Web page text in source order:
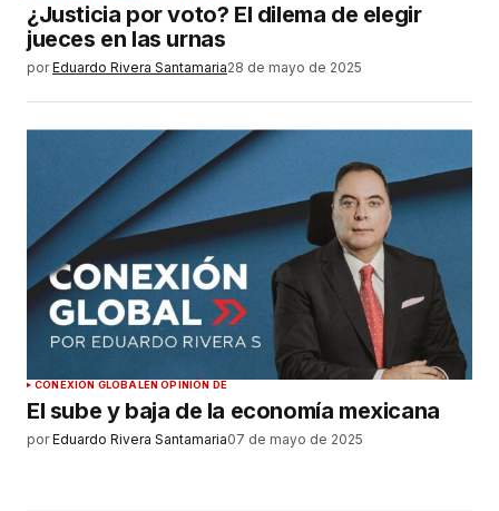
¿Justicia por voto? El dilema de elegir
jueces en las urnas
por Eduardo Rivera Santamaria28 de mayo de 2025
CONEXIÓN GLOBALEN OPINIÓN DE
El sube y baja de la economía mexicana
por Eduardo Rivera Santamaria07 de mayo de 2025